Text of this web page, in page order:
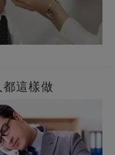
這樣做